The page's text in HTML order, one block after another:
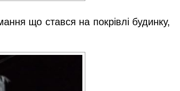
що стався на покрівлі будинку,